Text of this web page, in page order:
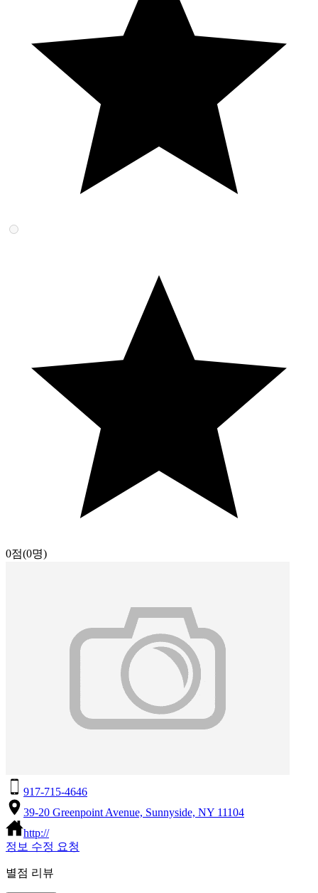
0점(0명)
917-715-4646
39-20 Greenpoint Avenue, Sunnyside, NY 11104
http://
정보 수정 요청
별점 리뷰